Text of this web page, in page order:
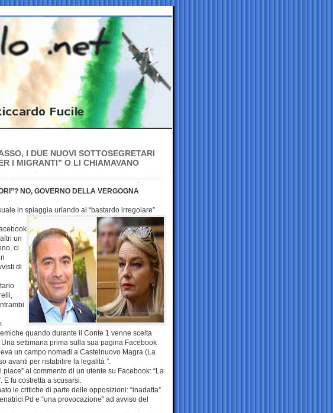
I DUE NUOVI SOTTOSEGRETARI
I MIGRANTI” O LI CHIAMAVANO
NO, GOVERNO DELLA VERGOGNA
in spiaggia urlando al “bastardo irregolare”
un
ci
di
quando durante il Conte 1 venne scelta
settimana prima sulla sua pagina Facebook
un campo nomadi a Castelnuovo Magra (La
avanti per ristabilire la legalità ”.
al commento di un utente su Facebook: “La
E fu costretta a scusarsi.
le critiche di parte delle opposizioni: “inadatta”
Pd e “una provocazione” ad avviso del